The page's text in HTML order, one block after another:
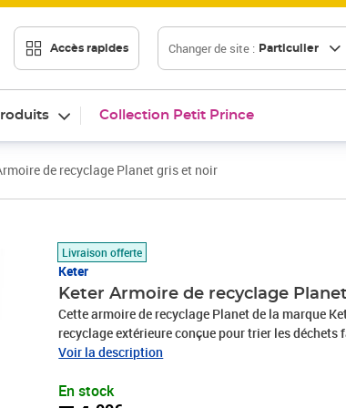
Accès rapides Changer de site : Particulier
Collection Petit Prince
de recyclage Planet gris et noir
Livraison offerte
Keter
Keter Armoire de recyclage
Cette armoire de recyclage Planet de la marque
recyclage extérieure conçue pour trier les
L'armoire avec portes présente un aspect et un
Keter peut accueillir deux sacs poubelles de 110 L.
Voir la description
En stock
Prix 74,00€